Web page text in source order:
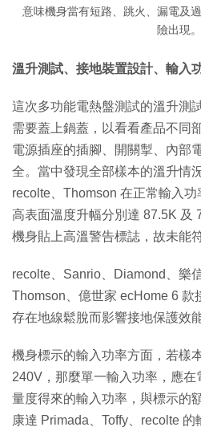
意味機身當有短路、跳火、漏電及
險出現。
溫升測試、接地裝置設計、輸入
這次多功能電熱盤測試的溫升測
需要蓋上鍋蓋，以看看產品不同
電源插座的插腳、開關掣、內部
全。當中發現全部樣本的溫升情
recolte、Thomson 在正常輸入
高表面溫度升幅分別達 87.5K 及
機身貼上高溫警告標誌，故未能
recolte、Sanrio、Diamond、樂
Thomson、億世家 ecHome 6 款
存在地線鬆脫而影響接地保護效能
機身標示的輸入功率方面，若樣
240V，那麼單一輸入功率，應
量度得來的輸入功率，與標示的
康達 Primada、Toffy、recolte